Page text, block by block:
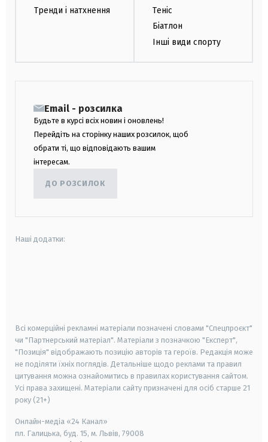
Тренди і натхнення
Теніс
Біатлон
Інші види спорту
Email - розсилка
Будьте в курсі всіх новин і оновлень!
Перейдіть на сторінку наших розсилок, щоб
обрати ті, що відповідають вашим
інтересам.
ДО РОЗСИЛОК
Наші додатки:
Всі комерційні рекламні матеріали позначені словами "Спецпроєкт"
чи "Партнерський матеріал". Матеріали з позначкою "Експерт",
"Позиція" відображають позицію авторів та героїв. Редакція може
не поділяти їхніх поглядів. Детальніше щодо реклами та правил
цитування можна ознайомитись в правилах користування сайтом.
Усі права захищені. Матеріали сайту призначені для осіб старше 21
року (21+)
Онлайн-медіа «24 Канал»
пл. Галицька, буд. 15, м. Львів, 79008